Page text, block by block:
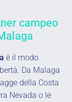
campeo
è il modo
Da Malaga
della Costa
Nevada o le